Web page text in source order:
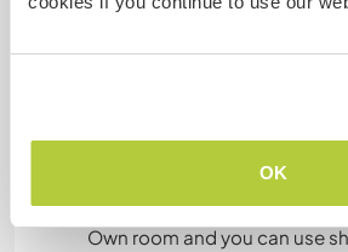
OK
Own room and you can use